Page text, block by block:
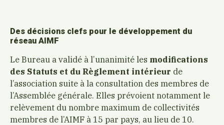
Des décisions clefs pour le développement du
réseau AIMF
Le Bureau a validé à l’unanimité les modifications
des Statuts et du Règlement intérieur de
l’association suite à la consultation des membres de
l’Assemblée générale. Elles prévoient notamment le
relèvement du nombre maximum de collectivités
membres de l’AIMF à 15 par pays, au lieu de 10.